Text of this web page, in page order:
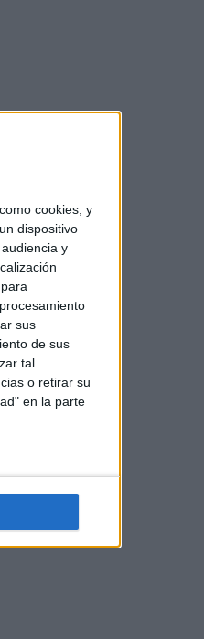
cookies, y
dispositivo
y
sus
de sus
tal
o retirar su
en la parte